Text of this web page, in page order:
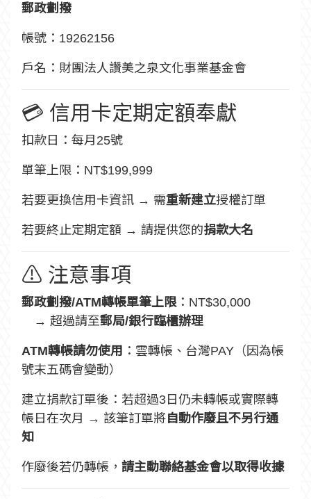
郵政劃撥
帳號：19262156
戶名：財團法人讚美之泉文化事業基金會
💳 信用卡定期定額奉獻
扣款日：每月25號
單筆上限：NT$199,999
若要更換信用卡資訊 → 需重新建立授權訂單
若要終止定期定額 → 請提供您的捐款大名
⚠ 注意事項
郵政劃撥/ATM轉帳單筆上限 ：NT$30,000
→ 超過請至郵局/銀行臨櫃辦理
ATM轉帳請勿使用 ：雲轉帳、台灣PAY（因為帳
號末五碼會變動）
建立捐款訂單後：若超過3日仍未轉帳或實際轉
帳日在次月 → 該筆訂單將自動作廢且不另行通
知
作廢後若仍轉帳， 請主動聯絡基金會以取得收據